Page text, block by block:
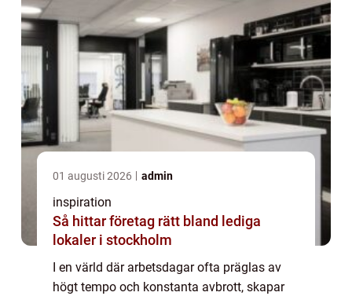
01 augusti 2026 admin
inspiration
Så hittar företag rätt bland lediga
lokaler i stockholm
I en värld där arbetsdagar ofta präglas av
högt tempo och konstanta avbrott, skapar